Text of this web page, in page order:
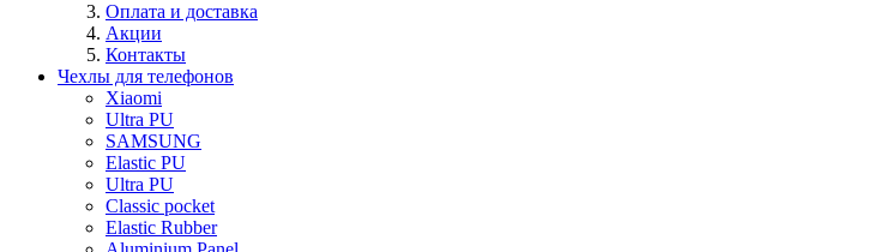
Оплата и доставка
Акции
Контакты
Чехлы для телефонов
Xiaomi
Ultra PU
SAMSUNG
Elastic PU
Ultra PU
Classic pocket
Elastic Rubber